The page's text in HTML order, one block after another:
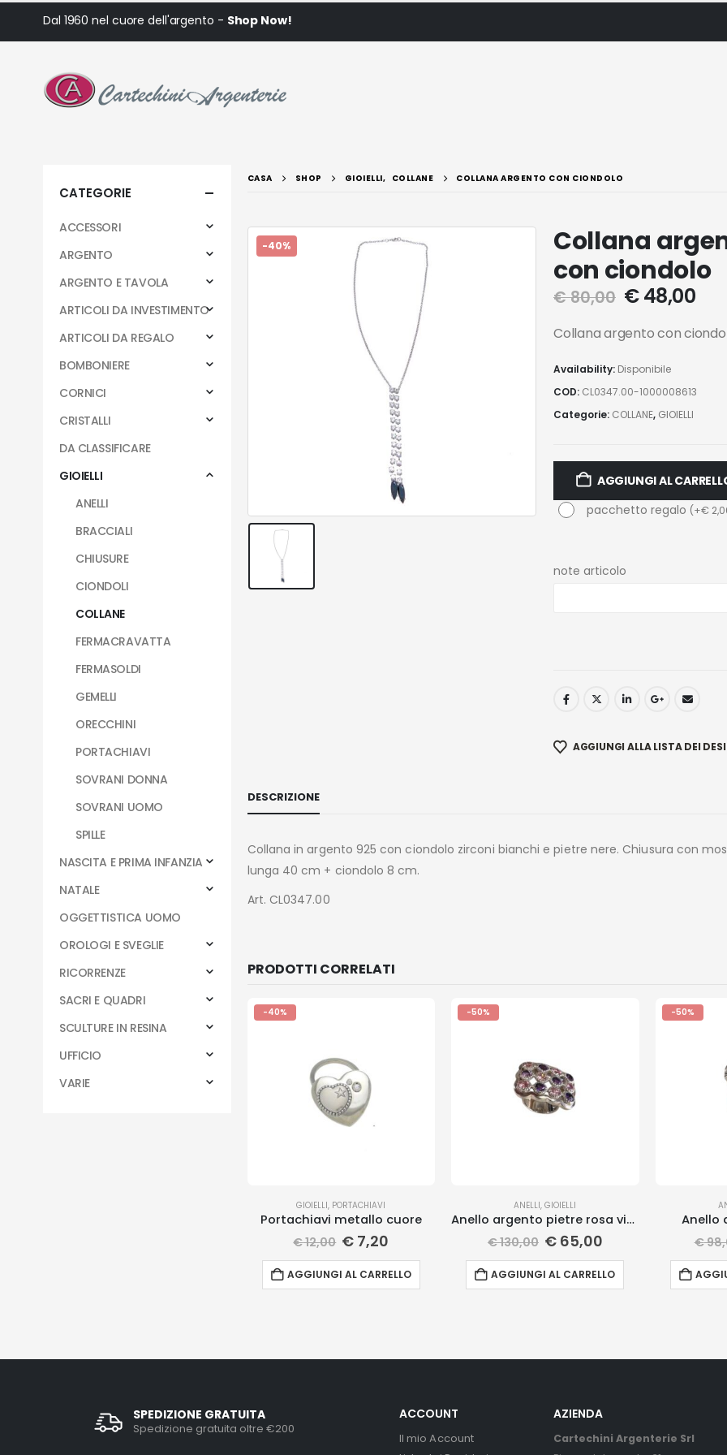
Dal 1960 nel cuore dell'argento - Shop Now!
CASA SHOP GIOIELLI, COLLANE COLLANA ARGENTO CON CIONDOLO
-40%
Collana
con ciondolo
€80,00 €48,00
Collana argento con
Availability: Disponibile
COD: CL0347.00-1000008613
Categorie: COLLANE, GIOIELLI
AGGIUNGI AL
pacchetto regalo (+€
note articolo
AGGIUNGI ALLA LISTA DEI
DESCRIZIONE
Collana in argento 925 con ciondolo zirconi bianchi e pietre nere. Chiusura con
lunga 40 cm + ciondolo 8 cm.
Art. CL0347.00
PRODOTTI CORRELATI
-40%
GIOIELLI, PORTACHIAVI
Portachiavi metallo cuore
€12,00 € 7,20
AGGIUNGI AL CARRELLO
-50%
ANELLI,GIOIELLI
Anello argento pietre rosa viola
€130,00 € 65,00
AGGIUNGI AL CARRELLO
-50%
Anello
€
CATEGORIE
ACCESSORI
ARGENTO
ARGENTO E TAVOLA
ARTICOLI DA INVESTIMENTO
ARTICOLI DA REGALO
BOMBONIERE
CORNICI
CRISTALLI
DA CLASSIFICARE
GIOIELLI
ANELLI
BRACCIALI
CHIUSURE
CIONDOLI
COLLANE
FERMACRAVATTA
FERMASOLDI
GEMELLI
ORECCHINI
PORTACHIAVI
SOVRANI DONNA
SOVRANI UOMO
SPILLE
NASCITA E PRIMA INFANZIA
NATALE
OGGETTISTICA UOMO
OROLOGI E SVEGLIE
RICORRENZE
SACRI E QUADRI
SCULTURE IN RESINA
UFFICIO
VARIE
SPEDIZIONE GRATUITA
Spedizione gratuita oltre €200
ACCOUNT
Il mio Account
AZIENDA
Cartechini Argenterie Srl